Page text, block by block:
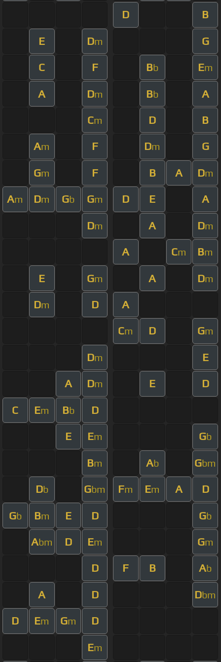
D B
E Dm G
C F Bb Em
A Dm Bb A
Cm D B
Am F Dm G
Gm F B A Dm
Am Dm Gb Gm D E A
Dm A Dm
A Cm Bm
E Gm A Dm
Dm D A
Cm D Gm
Dm E
A Dm E D
C Em Bb D
E Em Gb
Bm Ab Gbm
Db Gbm Fm Em A D
Gb Bm E D Gb
Abm D Em Gm
D F B Ab
A D Dbm
D Em Gm D
Em